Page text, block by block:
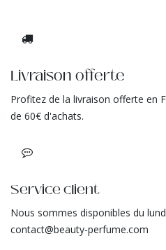
Livraison offerte
Profitez de la livraison offerte en
de 60€ d'achats.
Service client
Nous sommes disponibles du
contact@beauty-perfume.com